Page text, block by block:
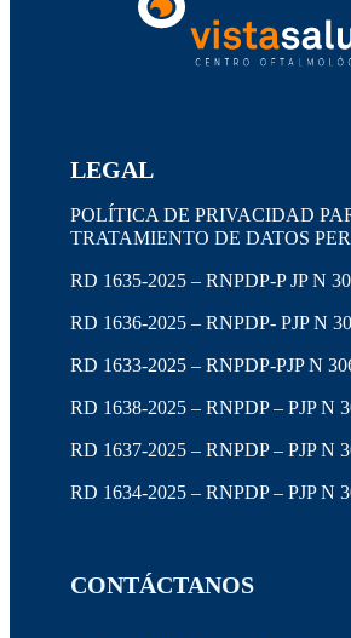
LEGAL
POLÍTICA DE PRIVACIDAD
TRATAMIENTO DE DATOS
RD 1635-2025 – RNPDP-P JP N
RD 1636-2025 – RNPDP- PJP N
RD 1633-2025 – RNPDP-PJP N
RD 1638-2025 – RNPDP – PJP N
RD 1637-2025 – RNPDP – PJP N
RD 1634-2025 – RNPDP – PJP N
CONTÁCTANOS